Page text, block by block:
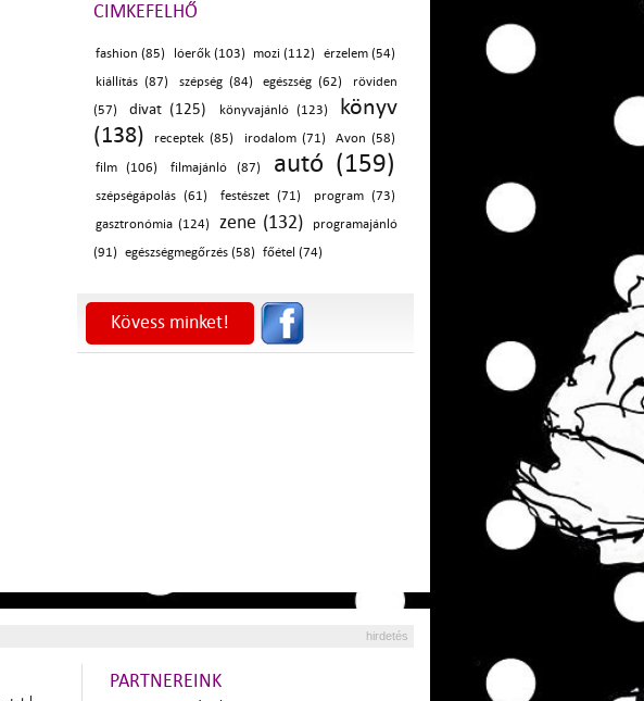
CIMKEFELHŐ
fashion (85) lóerők (103) mozi (112)
érzelem (54)
kiállítás (87)
szépség (84) egészség (62)
röviden
(57)
divat (125) könyvajánló (123)
könyv
(138)
receptek (85) irodalom (71) Avon (58)
film (106) filmajánló (87) autó (159)
szépségápolás (61) festészet (71)
program (73)
gasztronómia (124)
zene (132)
programajánló
(91)
egészségmegőrzés (58) főétel (74)
Kövess minket!
hirdetés
PARTNEREINK